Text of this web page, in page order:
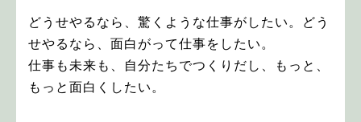
どうせやるなら、驚くような仕事がしたい。どう
せやるなら、面白がって仕事をしたい。
仕事も未来も、自分たちでつくりだし、もっと、
もっと面白くしたい。